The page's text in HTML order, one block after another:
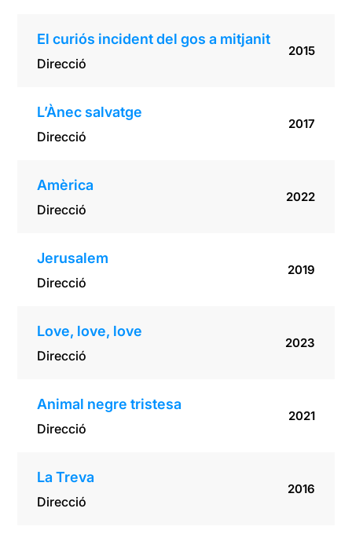
El curiós incident del gos a mitjanit
Direcció
2015
L’Ànec salvatge
Direcció
2017
Amèrica
Direcció
2022
Jerusalem
Direcció
2019
Love, love, love
Direcció
2023
Animal negre tristesa
Direcció
2021
La Treva
Direcció
2016